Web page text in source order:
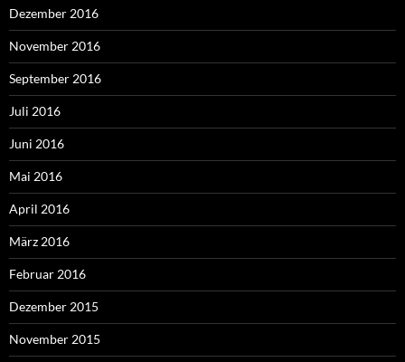
Dezember 2016
November 2016
September 2016
Juli 2016
Juni 2016
Mai 2016
April 2016
März 2016
Februar 2016
Dezember 2015
November 2015